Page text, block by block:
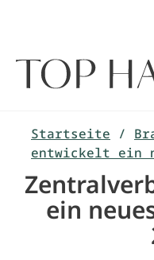
Startseite /
entwickelt ein
ein